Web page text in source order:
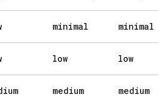
minimal minimal
low low
medium medium